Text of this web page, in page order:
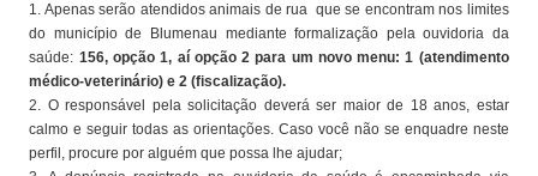
1. Apenas serão atendidos animais de rua que se encontram nos limites
do município de Blumenau mediante formalização pela ouvidoria da
saúde: 156, opção 1, aí opção 2 para um novo menu: 1 (atendimento
médico-veterinário) e 2 (fiscalização).
2. O responsável pela solicitação deverá ser maior de 18 anos, estar
calmo e seguir todas as orientações. Caso você não se enquadre neste
perfil, procure por alguém que possa lhe ajudar;